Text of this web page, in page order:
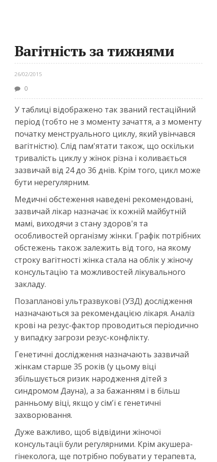
Вагітність за тижнями
26/02/2015
0
У таблиці відображено так званий гестаційний
період (тобто не з моменту зачаття, а з моменту
початку менструального циклу, який увінчався
вагітністю). Слід пам'ятати також, що оскільки
тривалість циклу у жінок різна і коливається
зазвичай від 24 до 36 днів. Крім того, цикл може
бути нерегулярним.
Медичні обстеження наведені рекомендовані,
зазвичай лікар назначає їх кожній майбутній
мамі, виходячи з стану здоров'я та
особливостей організму жінки. Графік потрібних
обстежень також залежить від того, на якому
строку вагітності жінка стала на облік у жіночу
консультацію та можливостей лікувального
закладу.
Позапланові ультразвукові (УЗД) дослідження
назначаються за рекомендацією лікаря. Аналіз
крові на резус-фактор проводиться періодично
у випадку загрози резус-конфлікту.
Генетичні дослідження назначають зазвичай
жінкам старше 35 років (у цьому віці
збільшується ризик народження дітей з
синдромом Дауна), а за бажанням і в більш
ранньому віці, якщо у сім'ї є генетичні
захворювання.
Дуже важливо, щоб відвідини жіночої
консультації були регулярними. Крім акушера-
гінеколога, ще потрібно побувати у терапевта,